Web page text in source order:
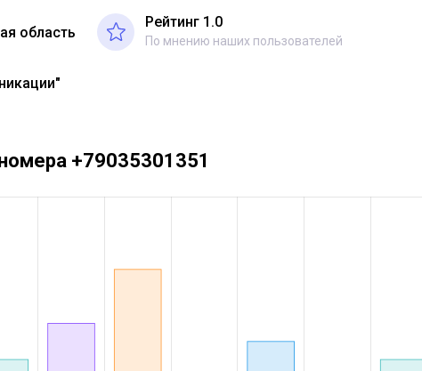
область
Рейтинг 1.0
По мнению наших пользователей
+79035301351